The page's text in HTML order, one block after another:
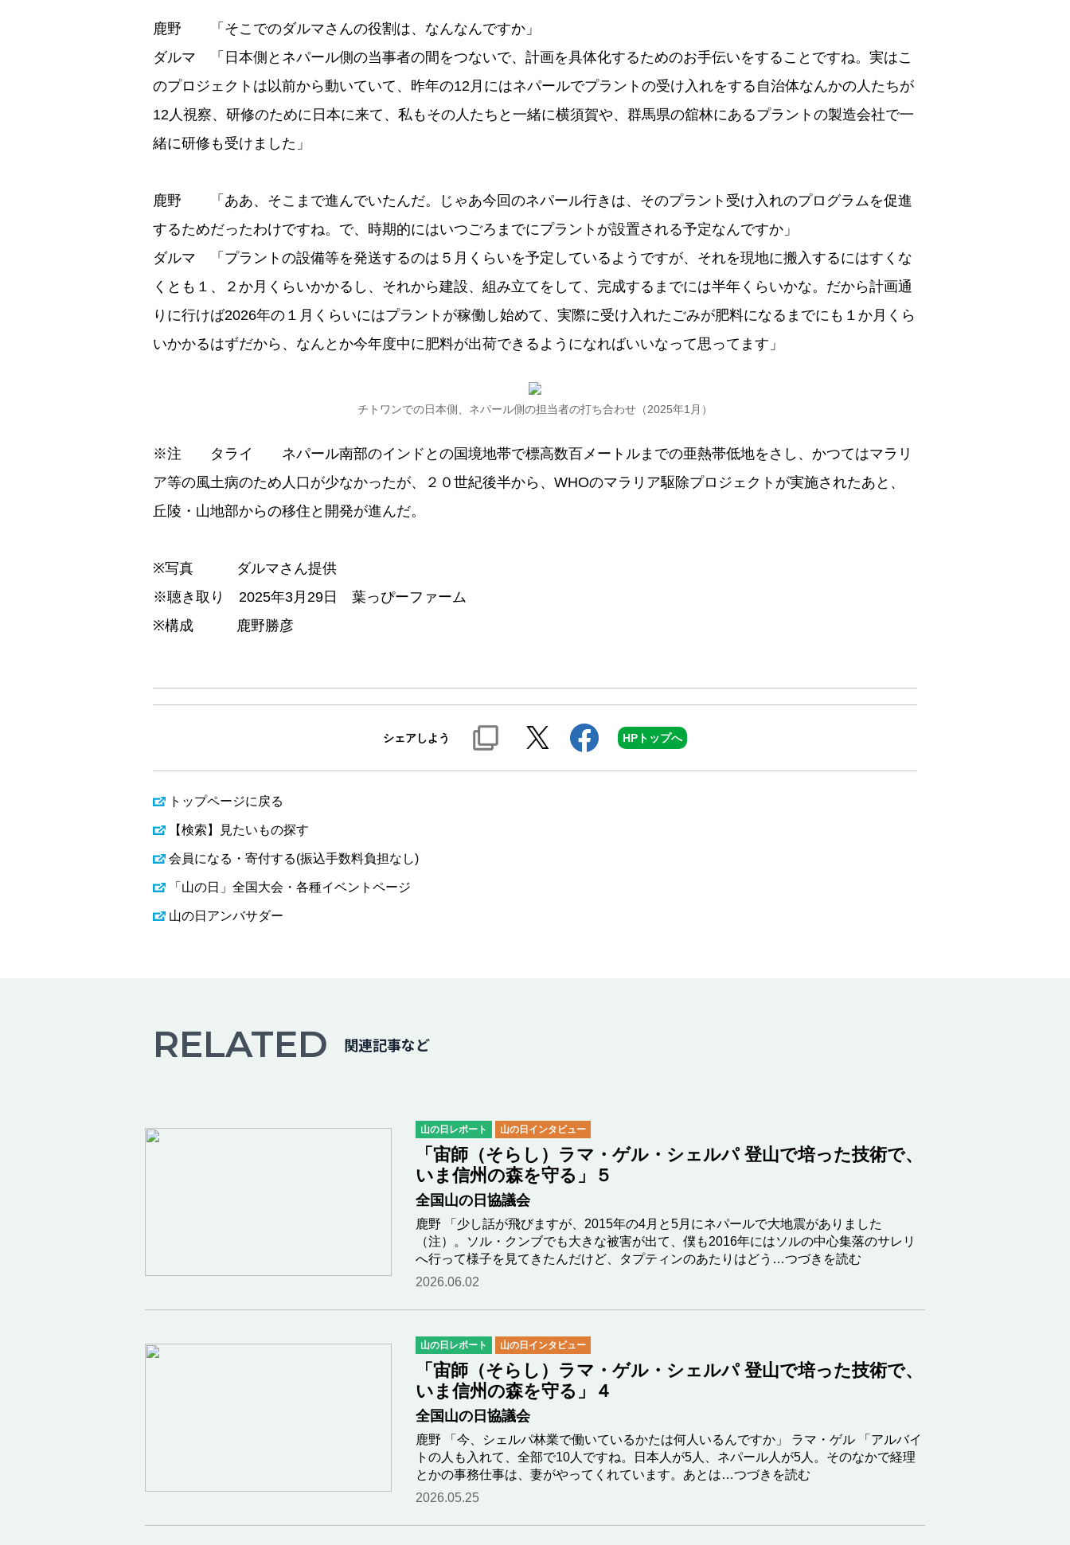
鹿野 「そこでのダルマさんの役割は、なんなんですか」
ダルマ 「日本側とネパール側の当事者の間をつないで、計画を具体化するためのお手伝いをすることですね。実はこ
のプロジェクトは以前から動いていて、昨年の12月にはネパールでプラントの受け入れをする自治体なんかの人たちが
12人視察、研修のために日本に来て、私もその人たちと一緒に横須賀や、群馬県の舘林にあるプラントの製造会社で一
緒に研修も受けました」
鹿野 「ああ、そこまで進んでいたんだ。じゃあ今回のネパール行きは、そのプラント受け入れのプログラムを促進
するためだったわけですね。で、時期的にはいつごろまでにプラントが設置される予定なんですか」
ダルマ 「プラントの設備等を発送するのは５月くらいを予定しているようですが、それを現地に搬入するにはすくな
くとも１、２か月くらいかかるし、それから建設、組み立てをして、完成するまでには半年くらいかな。だから計画通
りに行けば2026年の１月くらいにはプラントが稼働し始めて、実際に受け入れたごみが肥料になるまでにも１か月くら
いかかるはずだから、なんとか今年度中に肥料が出荷できるようになればいいなって思ってます」
チトワンでの日本側、ネパール側の担当者の打ち合わせ（2025年1月）
※注 タライ ネパール南部のインドとの国境地帯で標高数百メートルまでの亜熱帯低地をさし、かつてはマラリ
ア等の風土病のため人口が少なかったが、２０世紀後半から、WHOのマラリア駆除プロジェクトが実施されたあと、
丘陵・山地部からの移住と開発が進んだ。
※写真 ダルマさん提供
※聴き取り 2025年3月29日 葉っぴーファーム
※構成 鹿野勝彦
シェアしよう HPトップへ
トップページに戻る
【検索】見たいもの探す
会員になる・寄付する(振込手数料負担なし)
「山の日」全国大会・各種イベントページ
山の日アンバサダー
RELATED 関連記事など
山の日レポート 山の日インタビュー
「宙師（そらし）ラマ・ゲル・シェルパ 登山で培った技術で、
いま信州の森を守る」５
全国山の日協議会
鹿野 「少し話が飛びますが、2015年の4月と5月にネパールで大地震がありました
（注）。ソル・クンブでも大きな被害が出て、僕も2016年にはソルの中心集落のサレリ
へ行って様子を見てきたんだけど、タプティンのあたりはどう…つづきを読む
2026.06.02
山の日レポート 山の日インタビュー
「宙師（そらし）ラマ・ゲル・シェルパ 登山で培った技術で、
いま信州の森を守る」４
全国山の日協議会
鹿野 「今、シェルパ林業で働いているかたは何人いるんですか」 ラマ・ゲル 「アルバイ
トの人も入れて、全部で10人ですね。日本人が5人、ネパール人が5人。そのなかで経理
とかの事務仕事は、妻がやってくれています。あとは…つづきを読む
2026.05.25